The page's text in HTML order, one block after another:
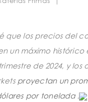
que los precios del
un máximo histórico
de 2024, y los
proyectan un
por tonelada.